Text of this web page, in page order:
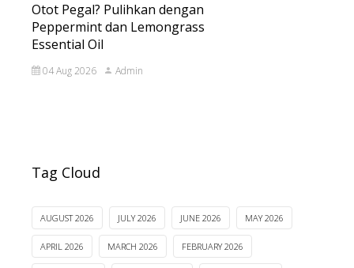
Otot Pegal? Pulihkan dengan
Peppermint dan Lemongrass
Essential Oil
04 Aug 2026 Admin
Tag Cloud
AUGUST 2026 JULY 2026 JUNE 2026 MAY 2026
APRIL 2026 MARCH 2026 FEBRUARY 2026